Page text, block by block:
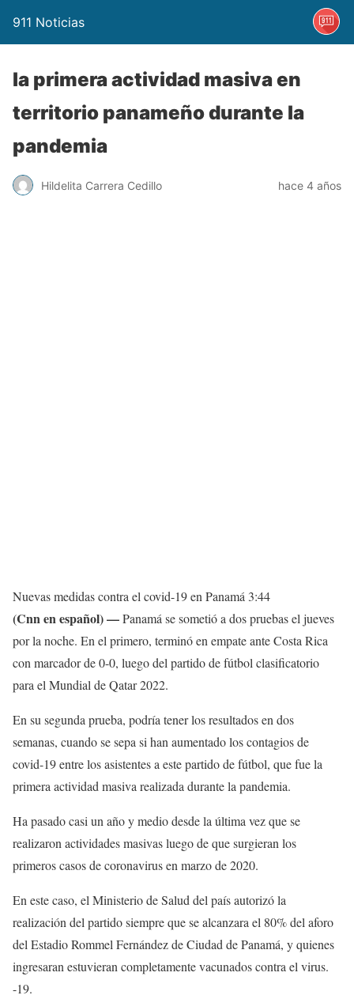
911 Noticias
la primera actividad masiva en
territorio panameño durante la
pandemia
Hildelita Carrera Cedillo hace 4 años
Nuevas medidas contra el covid-19 en Panamá 3:44
(Cnn en español) —Panamá se sometió a dos pruebas el jueves
por la noche. En el primero, terminó en empate ante Costa Rica
con marcador de 0-0, luego del partido de fútbol clasificatorio
para el Mundial de Qatar 2022.
En su segunda prueba, podría tener los resultados en dos
semanas, cuando se sepa si han aumentado los contagios de
covid-19 entre los asistentes a este partido de fútbol, ​​que fue la
primera actividad masiva realizada durante la pandemia.
Ha pasado casi un año y medio desde la última vez que se
realizaron actividades masivas luego de que surgieran los
primeros casos de coronavirus en marzo de 2020.
En este caso, el Ministerio de Salud del país autorizó la
realización del partido siempre que se alcanzara el 80% del aforo
del Estadio Rommel Fernández de Ciudad de Panamá, y quienes
ingresaran estuvieran completamente vacunados contra el virus.
-19.